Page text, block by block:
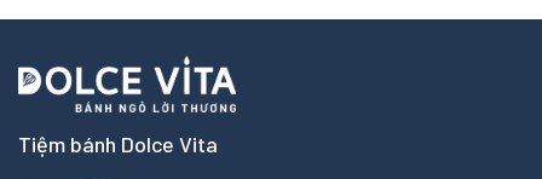
Tiệm bánh Dolce Vita